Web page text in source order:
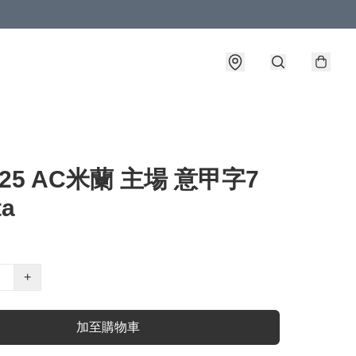
AC米蘭 主場 意甲字7
+
加至購物車